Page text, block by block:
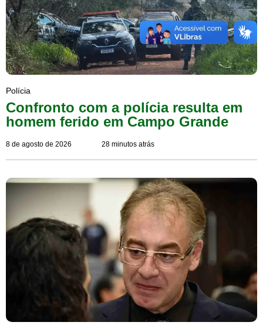
Polícia
Confronto com a polícia resulta em
homem ferido em Campo Grande
8 de agosto de 2026 28 minutos atrás